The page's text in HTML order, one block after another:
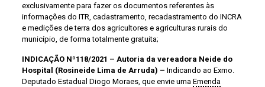
exclusivamente para fazer os documentos referentes às
informações do ITR, cadastramento, recadastramento do INCRA
e medições de terra dos agricultores e agriculturas rurais do
município, de forma totalmente gratuita;
INDICAÇÃO Nº118/2021 – Autoria da vereadora Neide do
Hospital (Rosineide Lima de Arruda) – Indicando ao Exmo.
Deputado Estadual Diogo Moraes, que envie uma Emenda